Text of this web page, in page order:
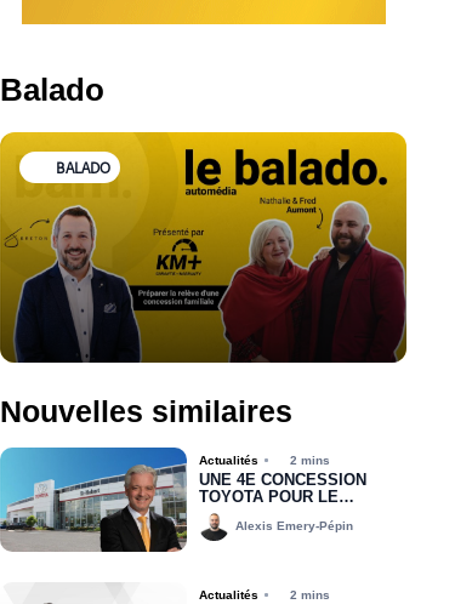
Balado
BALADO
Nouvelles similaires
Actualités 2 mins
UNE 4E CONCESSION
TOYOTA POUR LE
GROUPE MHT
Alexis Emery-Pépin
Actualités 2 mins